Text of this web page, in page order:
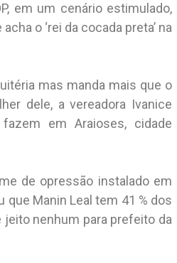
em um cenário estimulado,
o ‘rei da cocada preta’ na
mas manda mais que o
dele, a vereadora Ivanice
em Araioses, cidade
de opressão instalado em
Manin Leal tem 41 % dos
jeito nenhum para prefeito da